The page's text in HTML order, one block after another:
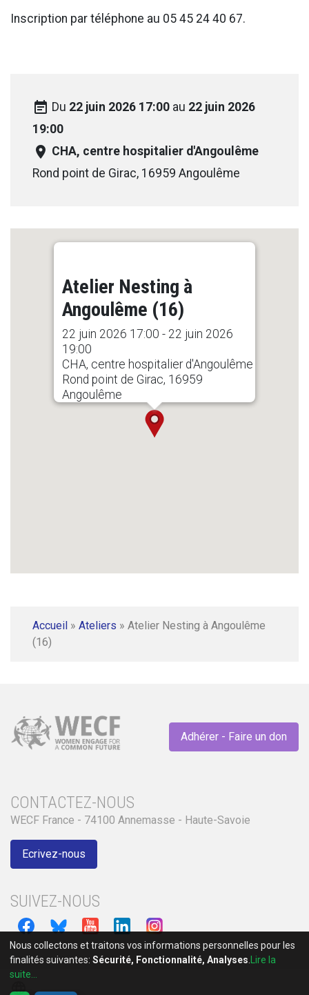
Inscription par téléphone au 05 45 24 40 67.
event_note Du 22 juin 2026 17:00 au 22 juin 2026
19:00
room CHA, centre hospitalier d'Angoulême
Rond point de Girac, 16959 Angoulême
Atelier Nesting à
Angoulême (16)
22 juin 2026 17:00 - 22 juin 2026
19:00
CHA, centre hospitalier d'Angoulême
Rond point de Girac, 16959
Angoulême
Accueil » Ateliers » Atelier Nesting à Angoulême
(16)
Adhérer - Faire un don
CONTACTEZ-NOUS
WECF France - 74100 Annemasse - Haute-Savoie
Ecrivez-nous
SUIVEZ-NOUS
language
Nous collectons et traitons vos informations personnelles pour les
finalités suivantes: Sécurité, Fonctionnalité, Analyses
Lire la
suite...